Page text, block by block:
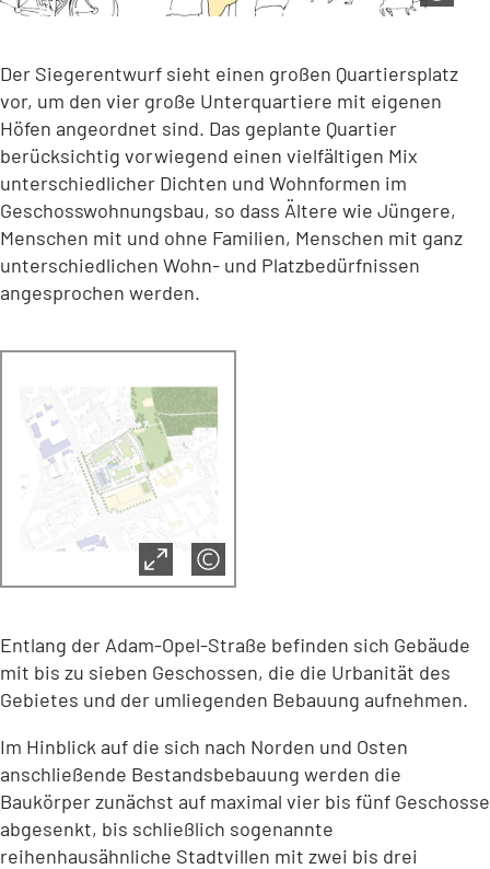
Der Siegerentwurf sieht einen großen Quartiersplatz
vor, um den vier große Unterquartiere mit eigenen
Höfen angeordnet sind. Das geplante Quartier
berücksichtig vorwiegend einen vielfältigen Mix
unterschiedlicher Dichten und Wohnformen im
Geschosswohnungsbau, so dass Ältere wie Jüngere,
Menschen mit und ohne Familien, Menschen mit ganz
unterschiedlichen Wohn- und Platzbedürfnissen
angesprochen werden.
Entlang der Adam-Opel-Straße befinden sich Gebäude
mit bis zu sieben Geschossen, die die Urbanität des
Gebietes und der umliegenden Bebauung aufnehmen.
Im Hinblick auf die sich nach Norden und Osten
anschließende Bestandsbebauung werden die
Baukörper zunächst auf maximal vier bis fünf Geschosse
abgesenkt, bis schließlich sogenannte
reihenhausähnliche Stadtvillen mit zwei bis drei